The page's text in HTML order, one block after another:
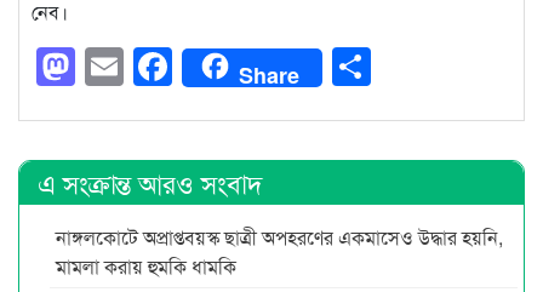
নেব।
Mastodon
EmailFacebook
Share
এ সংক্রান্ত আরও সংবাদ
নাঙ্গলকোটে অপ্রাপ্তবয়স্ক ছাত্রী অপহরণের একমাসেও উদ্ধার হয়নি,
মামলা করায় হুমকি ধামকি